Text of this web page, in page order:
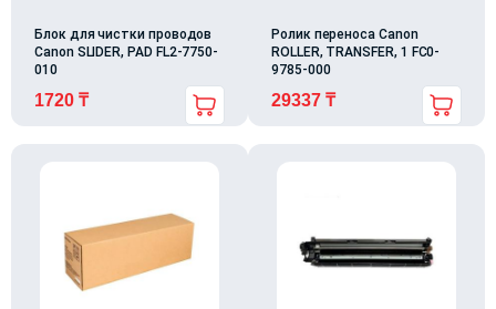
Блок для чистки проводов
Canon SLIDER, PAD FL2-7750-
010
1720 ₸
Ролик переноса Canon
ROLLER, TRANSFER, 1 FC0-
9785-000
29337 ₸